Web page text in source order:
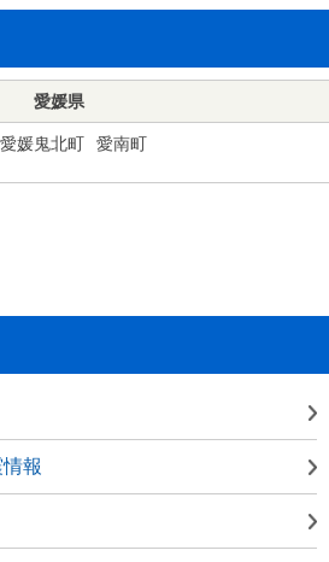
愛媛県
愛媛鬼北町 愛南町
報